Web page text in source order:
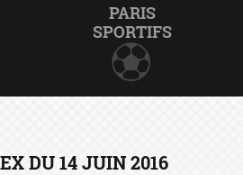
PARIS
SPORTIFS
DU 14 JUIN 2016